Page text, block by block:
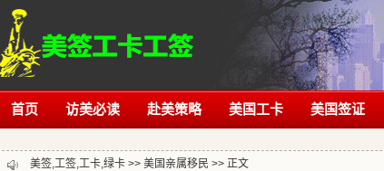
首页 访美必读 赴美策略 美国工卡 美国签证
美签,工签,工卡,绿卡 >> 美国亲属移民 >> 正文